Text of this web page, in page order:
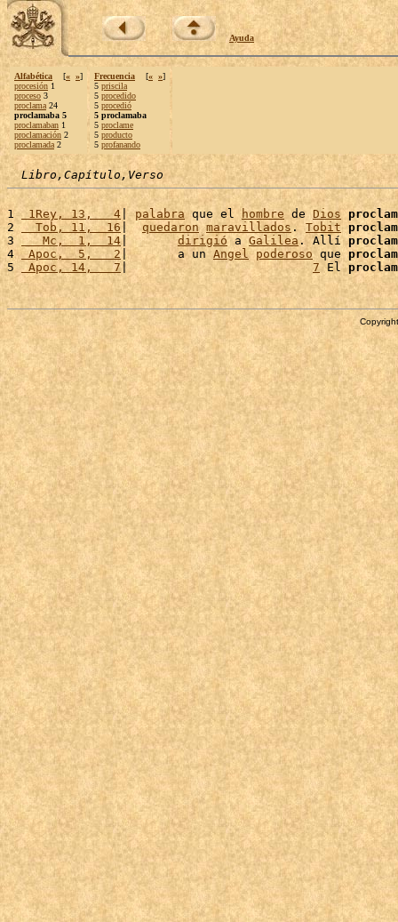
Ayuda
Alfabética [« »]
procesión 1
proceso 3
proclama 24
proclamaba 5
proclamaban 1
proclamación 2
proclamada 2
Frecuencia [« »]
5 priscila
5 procedido
5 procedió
5 proclamaba
5 proclame
5 producto
5 profanando
Libro,Capítulo,Verso
1 1Rey, 13,   4 | palabra que el hombre de Dios
2
  Tob, 11,  16
| quedaron maravillados . Tobit
3
   Mc,  1,  14
| dirigió a Galilea . Allí
4 Apoc,  5,   2 |       a un Angel poderoso que
5
Apoc, 14,   7 | 7 El